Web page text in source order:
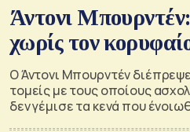
Άντονι
χωρίς τον
Ο Άντονι Μπουρντέν
τομείς με τους οποίους
δεν γέμισε τα κενά που